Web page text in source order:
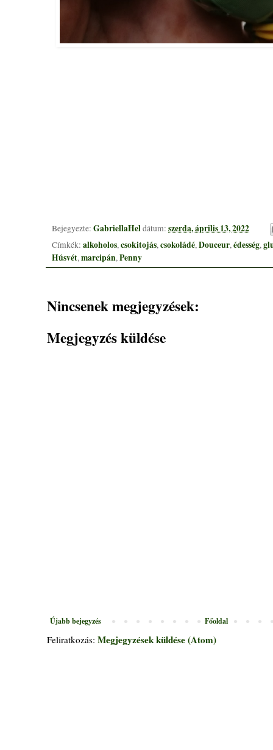
Bejegyezte: GabriellaHeldátum: szerda, április 13, 2022
Címkék: alkoholos,csokitojás,csokoládé,Douceur,édesség,
Húsvét,marcipán,Penny
Nincsenek megjegyzések:
Megjegyzés küldése
Újabb bejegyzés Főoldal
Feliratkozás: Megjegyzések küldése (Atom)